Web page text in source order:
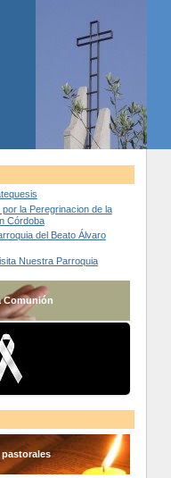
la Peregrinacion de la
Córdoba
del Beato Álvaro
Nuestra Parroquia
Comunión
pastorales